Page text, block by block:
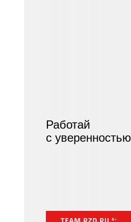
Работай
с уверенностью